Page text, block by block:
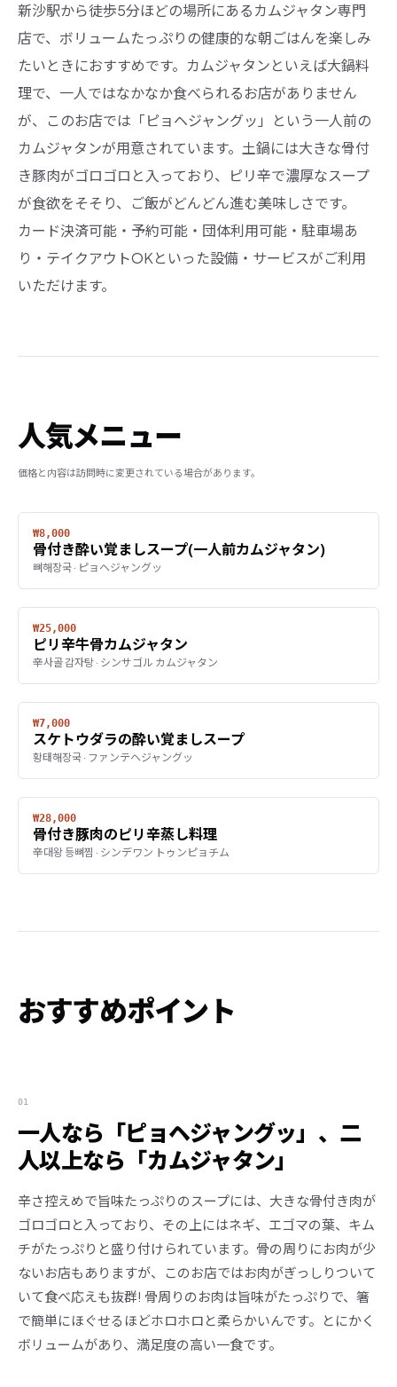
新沙駅から徒歩5分ほどの場所にあるカムジャタン専門
店で、ボリュームたっぷりの健康的な朝ごはんを楽しみ
たいときにおすすめです。カムジャタンといえば大鍋料
理で、一人ではなかなか食べられるお店がありません
が、このお店では「ピョヘジャングッ」という一人前の
カムジャタンが用意されています。土鍋には大きな骨付
き豚肉がゴロゴロと入っており、ピリ辛で濃厚なスープ
が食欲をそそり、ご飯がどんどん進む美味しさです。
カード決済可能・予約可能・団体利用可能・駐車場あ
り・テイクアウトOKといった設備・サービスがご利用
いただけます。
人気メニュー
価格と内容は訪問時に変更されている場合があります。
₩8,000
骨付き酔い覚ましスープ(一人前カムジャタン)
뼈해장국 · ピョヘジャングッ
₩25,000
ピリ辛牛骨カムジャタン
辛사골 감자탕 · シンサゴル カムジャタン
₩7,000
スケトウダラの酔い覚ましスープ
황태해장국 · ファンテヘジャングッ
₩28,000
骨付き豚肉のピリ辛蒸し料理
辛대왕 등뼈찜 · シンデワン トゥンピョチム
おすすめポイント
01
一人なら「ピョヘジャングッ」、二
人以上なら「カムジャタン」
辛さ控えめで旨味たっぷりのスープには、大きな骨付き肉が
ゴロゴロと入っており、その上にはネギ、エゴマの葉、キム
チがたっぷりと盛り付けられています。骨の周りにお肉が少
ないお店もありますが、このお店ではお肉がぎっしりついて
いて食べ応えも抜群! 骨周りのお肉は旨味がたっぷりで、箸
で簡単にほぐせるほどホロホロと柔らかいんです。とにかく
ボリュームがあり、満足度の高い一食です。